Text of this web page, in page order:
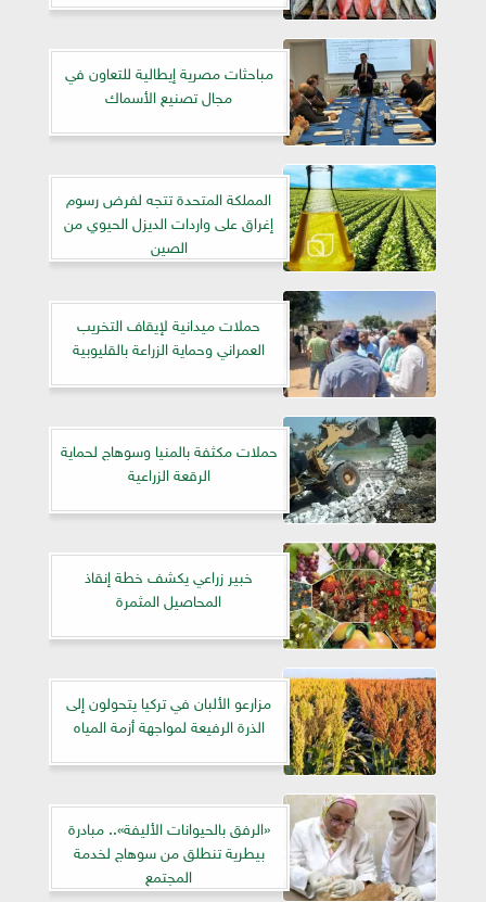
مباحثات مصرية إيطالية للتعاون في
مجال تصنيع الأسماك
المملكة المتحدة تتجه لفرض رسوم
إغراق على واردات الديزل الحيوي من
الصين
حملات ميدانية لإيقاف التخريب
العمراني وحماية الزراعة بالقليوبية
حملات مكثفة بالمنيا وسوهاج لحماية
الرقعة الزراعية
خبير زراعي يكشف خطة إنقاذ
المحاصيل المثمرة
مزارعو الألبان في تركيا يتحولون إلى
الذرة الرفيعة لمواجهة أزمة المياه
«الرفق بالحيوانات الأليفة».. مبادرة
بيطرية تنطلق من سوهاج لخدمة
المجتمع